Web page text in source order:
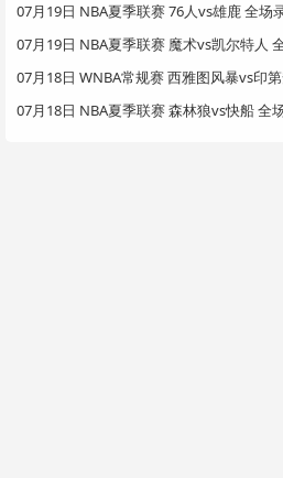
07月19日 NBA夏季联赛 76人vs雄鹿 全场
07月19日 NBA夏季联赛 魔术vs凯尔特人
07月18日 NBA夏季联赛 森林狼vs快船 全